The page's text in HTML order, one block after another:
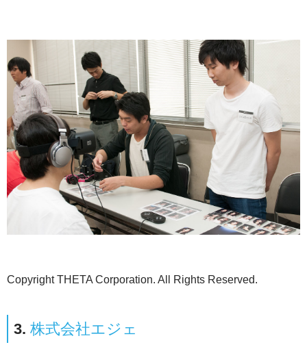
Copyright THETA Corporation. All Rights Reserved.
3. 株式会社エジェ